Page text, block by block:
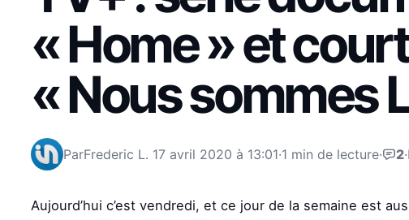
« Home » et
« Nous sommes
ParFrederic L. 17 avril 2020 à 13:01·1 min de lecture· 2·
Aujourd’hui c’est vendredi, et ce jour de la semaine est